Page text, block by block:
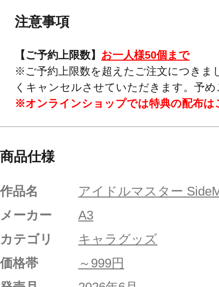
注意事項
【ご予約上限数】 お一人様50個まで
※ご予約上限数を超えたご注文につきま
くキャンセルさせていただきます。予
※オンラインショップでは特典の配布は
商品仕様
作品名
アイドルマスター
メーカー
A3
カテゴリ
キャラグッズ
価格帯
～999円